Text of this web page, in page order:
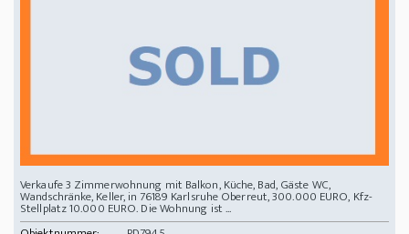
Verkaufe 3 Zimmerwohnung mit Balkon, Küche, Bad, Gäste WC,
Wandschränke, Keller, in 76189 Karlsruhe Oberreut, 300.000 EURO, Kfz-
Stellplatz 10.000 EURO. Die Wohnung ist ...